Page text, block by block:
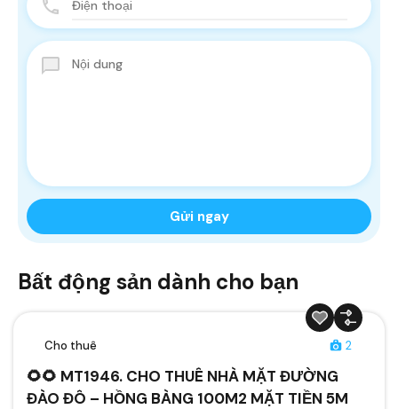
Bất động sản dành cho bạn
Cho thuê 2
🌻🌻 MT1946. CHO THUÊ NHÀ MẶT ĐƯỜNG
ĐÀO ĐÔ – HỒNG BÀNG 100M2 MẶT TIỀN 5M